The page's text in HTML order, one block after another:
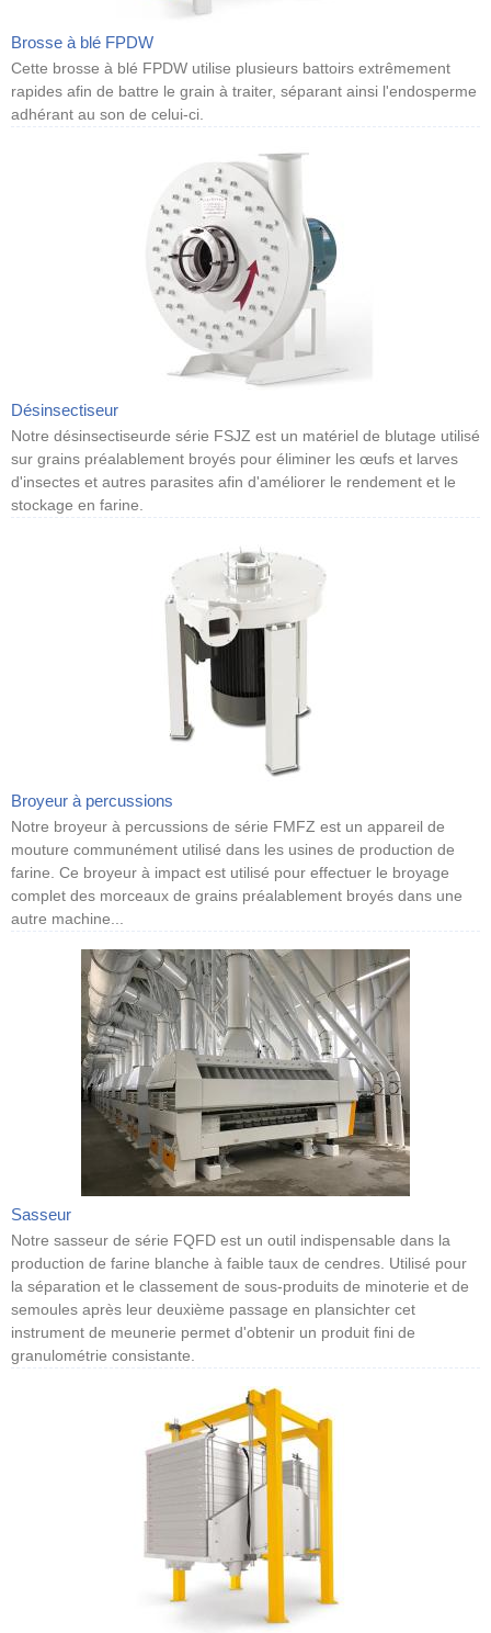
Brosse à blé FPDW
Cette brosse à blé FPDW utilise plusieurs battoirs extrêmement
rapides afin de battre le grain à traiter, séparant ainsi l'endosperme
adhérant au son de celui-ci.
Désinsectiseur
Notre désinsectiseurde série FSJZ est un matériel de blutage utilisé
sur grains préalablement broyés pour éliminer les œufs et larves
d'insectes et autres parasites afin d'améliorer le rendement et le
stockage en farine.
Broyeur à percussions
Notre broyeur à percussions de série FMFZ est un appareil de
mouture communément utilisé dans les usines de production de
farine. Ce broyeur à impact est utilisé pour effectuer le broyage
complet des morceaux de grains préalablement broyés dans une
autre machine...
Sasseur
Notre sasseur de série FQFD est un outil indispensable dans la
production de farine blanche à faible taux de cendres. Utilisé pour
la séparation et le classement de sous-produits de minoterie et de
semoules après leur deuxième passage en plansichter cet
instrument de meunerie permet d'obtenir un produit fini de
granulométrie consistante.